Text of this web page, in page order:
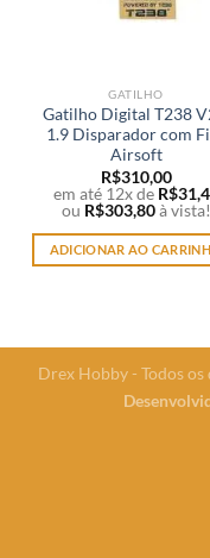
GATILHO
Gatilho Digital T238
1.9 Disparador com
Airsoft
R$310,00
em até 12x de R$
ou R$303,80 à vista!
ADICIONAR AO
Drex Hobby - Todos